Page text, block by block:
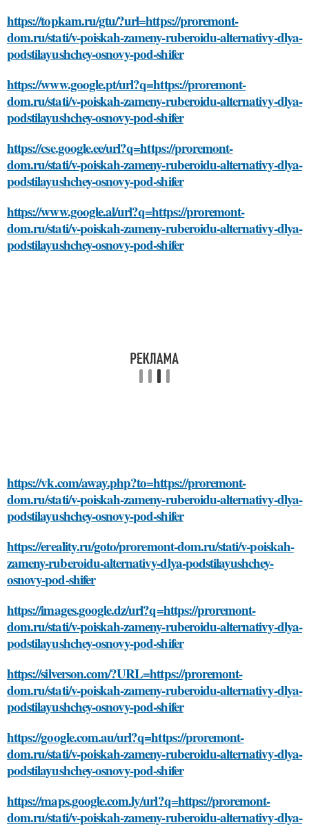
https://topkam.ru/gtu/?url=https://proremont-
dom.ru/stati/v-poiskah-zameny-ruberoidu-alternativy-dlya-
podstilayushchey-osnovy-pod-shifer
https://www.google.pt/url?q=https://proremont-
dom.ru/stati/v-poiskah-zameny-ruberoidu-alternativy-dlya-
podstilayushchey-osnovy-pod-shifer
https://cse.google.ee/url?q=https://proremont-
dom.ru/stati/v-poiskah-zameny-ruberoidu-alternativy-dlya-
podstilayushchey-osnovy-pod-shifer
https://www.google.al/url?q=https://proremont-
dom.ru/stati/v-poiskah-zameny-ruberoidu-alternativy-dlya-
podstilayushchey-osnovy-pod-shifer
https://vk.com/away.php?to=https://proremont-
dom.ru/stati/v-poiskah-zameny-ruberoidu-alternativy-dlya-
podstilayushchey-osnovy-pod-shifer
https://ereality.ru/goto/proremont-dom.ru/stati/v-poiskah-
zameny-ruberoidu-alternativy-dlya-podstilayushchey-
osnovy-pod-shifer
https://images.google.dz/url?q=https://proremont-
dom.ru/stati/v-poiskah-zameny-ruberoidu-alternativy-dlya-
podstilayushchey-osnovy-pod-shifer
https://silverson.com/?URL=https://proremont-
dom.ru/stati/v-poiskah-zameny-ruberoidu-alternativy-dlya-
podstilayushchey-osnovy-pod-shifer
https://google.com.au/url?q=https://proremont-
dom.ru/stati/v-poiskah-zameny-ruberoidu-alternativy-dlya-
podstilayushchey-osnovy-pod-shifer
https://maps.google.com.ly/url?q=https://proremont-
dom.ru/stati/v-poiskah-zameny-ruberoidu-alternativy-dlya-